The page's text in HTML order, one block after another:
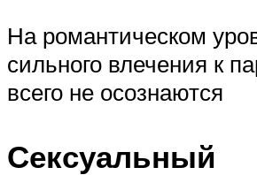
На романтическом
сильного влечения к
всего не осознаются
Сексуальный